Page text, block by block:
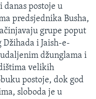
postoje u
predsjednika Busha,
grupe poput
i Jaish-e-
džunglama i
velikih
postoje, dok god
sloboda je u